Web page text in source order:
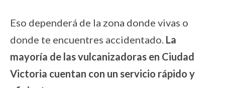
Eso dependerá de la zona donde vivas o
donde te encuentres accidentado. La
mayoría de las vulcanizadoras en Ciudad
Victoria cuentan con un servicio rápido y